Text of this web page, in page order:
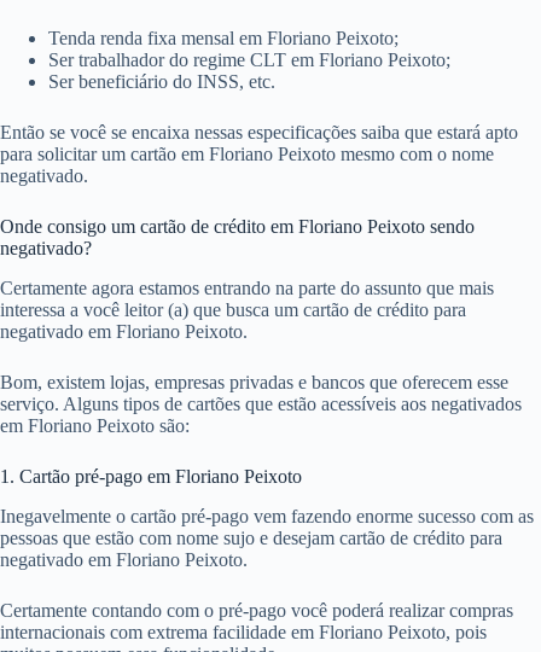
Tenda renda fixa mensal em Floriano Peixoto;
Ser trabalhador do regime CLT em Floriano Peixoto;
Ser beneficiário do INSS, etc.
Então se você se encaixa nessas especificações saiba que estará apto
para solicitar um cartão em Floriano Peixoto mesmo com o nome
negativado.
Onde consigo um cartão de crédito em Floriano Peixoto sendo
negativado?
Certamente agora estamos entrando na parte do assunto que mais
interessa a você leitor (a) que busca um cartão de crédito para
negativado em Floriano Peixoto.
Bom, existem lojas, empresas privadas e bancos que oferecem esse
serviço. Alguns tipos de cartões que estão acessíveis aos negativados
em Floriano Peixoto são:
1. Cartão pré-pago em Floriano Peixoto
Inegavelmente o cartão pré-pago vem fazendo enorme sucesso com as
pessoas que estão com nome sujo e desejam cartão de crédito para
negativado em Floriano Peixoto.
Certamente contando com o pré-pago você poderá realizar compras
internacionais com extrema facilidade em Floriano Peixoto, pois